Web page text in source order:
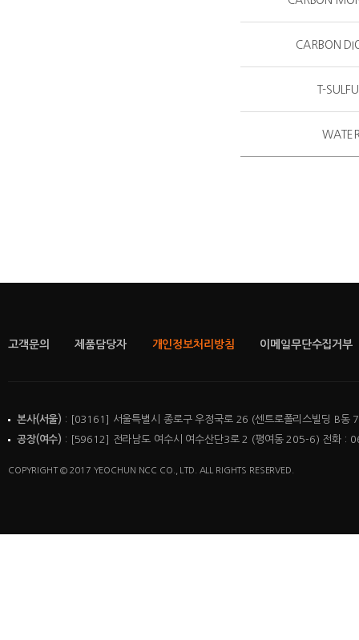
CARBON
T-
고객문의 제품담당자 개인정보처리방침 이메일무단수집거부
본사(서울) : [03161] 서울특별시 종로구 우정국로 26 (센트로폴리스빌딩 B
공장(여수) : [59612] 전라남도 여수시 여수산단3로 2 (평여동 205-6) 전화 :
COPYRIGHT © 2017 YEOCHUN NCC CO., LTD. ALL RIGHTS RESERVED.